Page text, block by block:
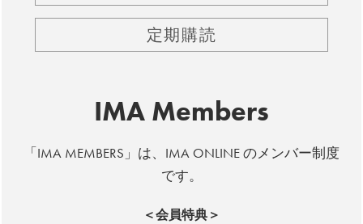
定期購読
IMA Members
「IMA MEMBERS」は、IMA ONLINE のメンバー制度
です。
＜会員特典＞